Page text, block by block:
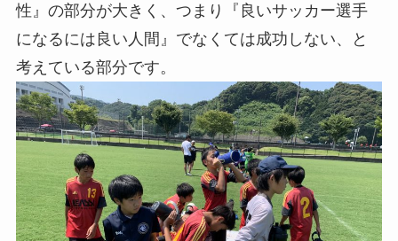
性』の部分が大きく、つまり『良いサッカー選手
になるには良い人間』でなくては成功しない、と
考えている部分です。